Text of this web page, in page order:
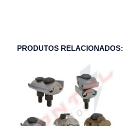
PRODUTOS RELACIONADOS: